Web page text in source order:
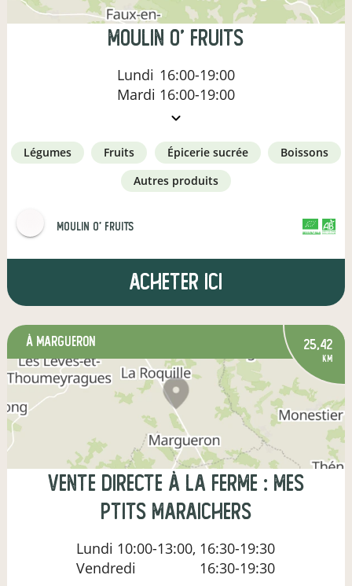
MOULIN O' FRUITS
Lundi 16:00-19:00
Mardi 16:00-19:00
légumes fruits épicerie sucrée
boissons
autres produits
MOULIN O' FRUITS
Acheter ici
à Margueron 25,42
km
Vente directe à la ferme : Mes
ptits maraichers
Lundi 10:00-13:00, 16:30-19:30
Vendredi
16:30-19:30